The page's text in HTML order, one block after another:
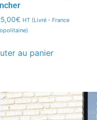
€ HT (Livré - France
au panier